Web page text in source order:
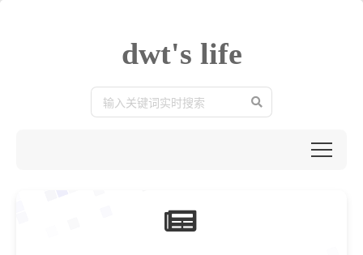
dwt's life